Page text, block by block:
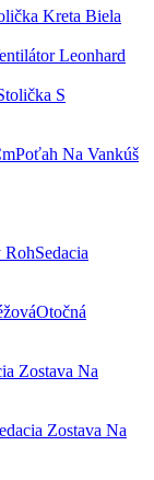
Kreta Biela
Leonhard
S
Poťah Na Vankúš
Sedacia
Otočná
Zostava Na
Zostava Na